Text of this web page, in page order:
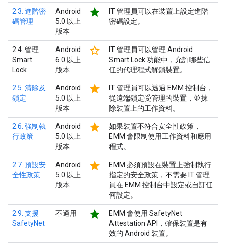
2.3. 進階密
碼管理
Android
5.0 以上
版本
star
IT 管理員可以在裝置上設定進階
密碼設定。
2.4. 管理
Smart
Lock
Android
6.0 以上
版本
star_border
IT 管理員可以管理 Android
Smart Lock 功能中，允許哪些信
任的代理程式解鎖裝置。
2.5. 清除及
鎖定
Android
5.0 以上
版本
star
IT 管理員可以透過 EMM 控制台，
從遠端鎖定受管理的裝置，並抹
除裝置上的工作資料。
2.6. 強制執
行政策
Android
5.0 以上
版本
star
如果裝置不符合安全性政策，
EMM 會限制使用工作資料和應用
程式。
2.7. 預設安
全性政策
Android
5.0 以上
版本
star
EMM 必須預設在裝置上強制執行
指定的安全政策，不需要 IT 管理
員在 EMM 控制台中設定或自訂任
何設定。
2.9. 支援
SafetyNet
不適用 star
EMM 會使用 SafetyNet
Attestation API，確保裝置是有
效的 Android 裝置。